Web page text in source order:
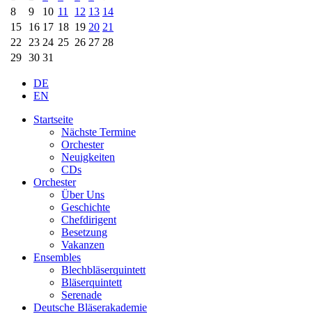
8
9 10 11 12 13 14
15
16 17 18 19 20 21
22
23 24 25 26 27 28
29 30 31
DE
EN
Startseite
Nächste Termine
Orchester
Neuigkeiten
CDs
Orchester
Über Uns
Geschichte
Chefdirigent
Besetzung
Vakanzen
Ensembles
Blechbläserquintett
Bläserquintett
Serenade
Deutsche Bläserakademie